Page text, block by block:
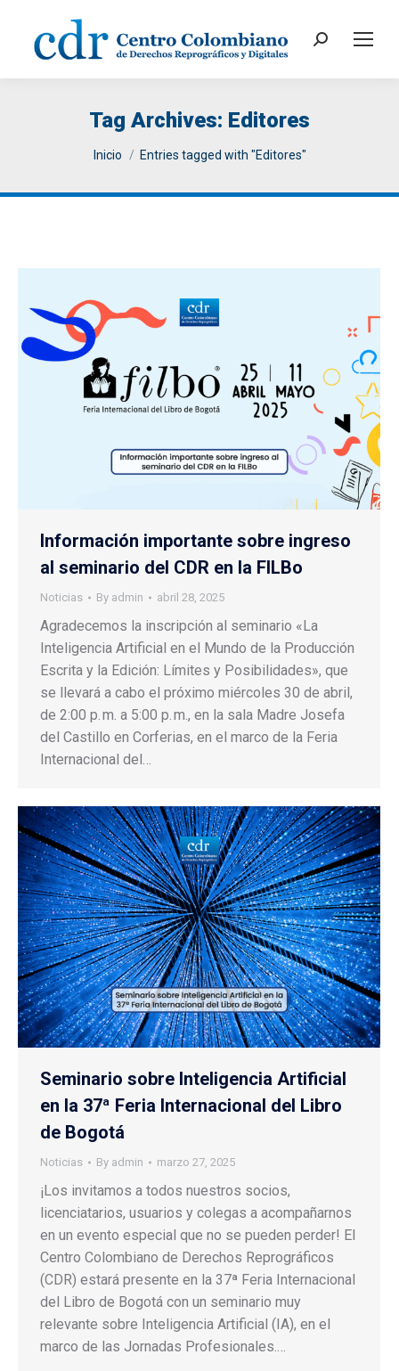
Search:
Tag Archives: Editores
You are here:
Inicio Entries tagged with "Editores"
Información importante sobre ingreso
al seminario del CDR en la FILBo
Noticias By admin abril 28, 2025
Agradecemos la inscripción al seminario «La
Inteligencia Artificial en el Mundo de la Producción
Escrita y la Edición: Límites y Posibilidades», que
se llevará a cabo el próximo miércoles 30 de abril,
de 2:00 p. m. a 5:00 p. m., en la sala Madre Josefa
del Castillo en Corferias, en el marco de la Feria
Internacional del…
Seminario sobre Inteligencia Artificial
en la 37ª Feria Internacional del Libro
de Bogotá
Noticias By admin marzo 27, 2025
¡Los invitamos a todos nuestros socios,
licenciatarios, usuarios y colegas a acompañarnos
en un evento especial que no se pueden perder! El
Centro Colombiano de Derechos Reprográficos
(CDR) estará presente en la 37ª Feria Internacional
del Libro de Bogotá con un seminario muy
relevante sobre Inteligencia Artificial (IA), en el
marco de las Jornadas Profesionales.…